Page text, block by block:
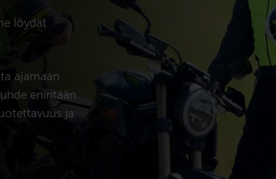
löydät
ajamaan
enintään
ja